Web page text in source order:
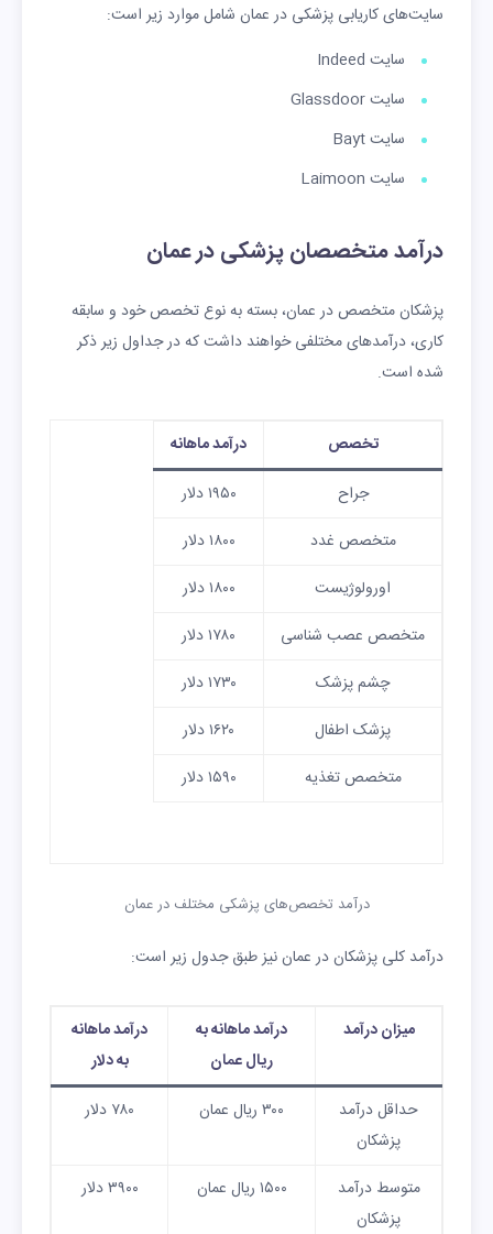
سایت‌های کاریابی پزشکی در عمان شامل موارد زیر است:
سایت Indeed
سایت Glassdoor
سایت Bayt
سایت Laimoon
درآمد متخصصان پزشکی در عمان
پزشکان متخصص در عمان، بسته به نوع تخصص خود و سابقه
کاری، درآمدهای مختلفی خواهند داشت که در جداول زیر ذکر
شده است.
تخصص
درآمد ماهانه
جراح
۱۹۵۰ دلار
متخصص غدد
۱۸۰۰ دلار
اورولوژیست
۱۸۰۰ دلار
متخصص عصب شناسی
۱۷۸۰ دلار
چشم پزشک
۱۷۳۰ دلار
پزشک اطفال
۱۶۲۰ دلار
متخصص تغذیه
۱۵۹۰ دلار
درآمد تخصص‌های پزشکی مختلف در عمان
درآمد کلی پزشکان در عمان نیز طبق جدول زیر است:
میزان درآمد
درآمد ماهانه به
ریال عمان
درآمد ماهانه
به دلار
حداقل درآمد
پزشکان
۳۰۰ ریال عمان ۷۸۰ دلار
متوسط درآمد
پزشکان
۱۵۰۰ ریال عمان ۳۹۰۰ دلار